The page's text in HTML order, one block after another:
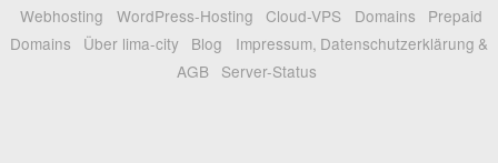
Webhosting WordPress-Hosting Cloud-VPS Domains
Prepaid
Domains
Über lima-city Blog
Impressum, Datenschutzerklärung &
AGB
Server-Status